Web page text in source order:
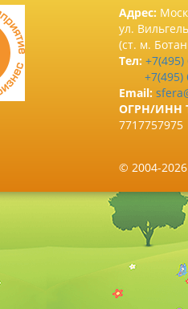
Адрес:
ул.
(ст. м.
Тел:
+7(495)
Email:
ОГРН/ИНН
7717757975
© 2004-